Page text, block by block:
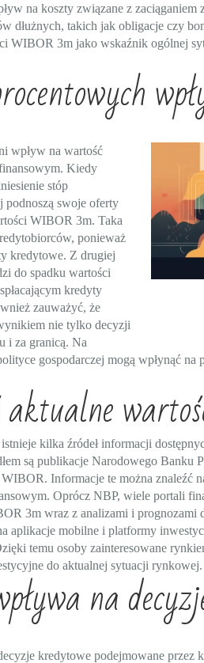
na koszty związane z
dłużnych, takich jak obligacje czy
WIBOR 3m jako wskaźnik ogólnej
wpływ na wartość
Kiedy
stóp
podnoszą swoje oferty
WIBOR 3m. Taka
ponieważ
kredytowe. Z drugiej
do spadku wartości
kredyty
zauważyć, że
nie tylko decyzji
i za granicą. Na
gospodarczej mogą wpłynąć na
kilka źródeł informacji
są publikacje Narodowego Banku
Informacje te można znaleźć
Oprócz NBP, wiele portali
3m wraz z analizami i prognozami
aplikacje mobilne i platformy
temu osoby zainteresowane
do aktualnej sytuacji rynkowej.
na
kredytowe podejmowane